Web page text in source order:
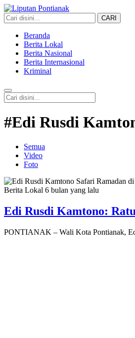
Liputan Pontianak
Berita Terkini dan TerUpdate
CARI
Beranda
Berita Lokal
Berita Nasional
Berita Internasional
Kriminal
#Edi Rusdi
Semua
Video
Foto
Berita Lokal 6 bulan yang lalu
Edi Rusdi Kamtono:
PONTIANAK – Wali Kota Pontianak,